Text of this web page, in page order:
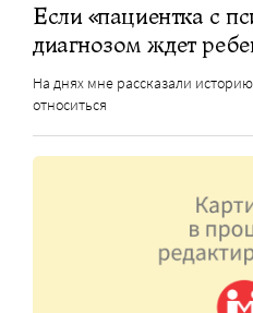
Если «пациентка с
диагнозом ждет
На днях мне рассказали
относиться